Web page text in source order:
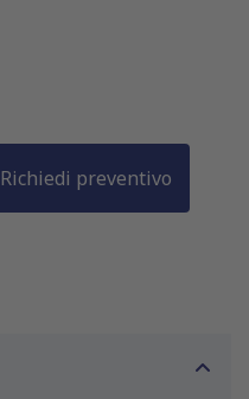
Richiedi preventivo